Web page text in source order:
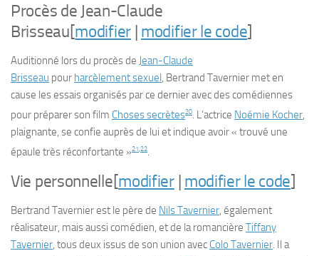
Procès de Jean-Claude
Brisseau[modifier| modifier le code]
Auditionné lors du procès de Jean-Claude
Brisseau pour harcèlement sexuel, Bertrand Tavernier met en
cause les essais organisés par ce dernier avec des comédiennes
pour préparer son film Choses secrètes20. L’actrice Noémie Kocher,
plaignante, se confie auprès de lui et indique avoir« trouvé une
épaule très réconfortante »21 22.
Vie personnelle[modifier| modifier le code]
Bertrand Tavernier est le père de Nils Tavernier, également
réalisateur, mais aussi comédien, et de la romancière Tiffany
Tavernier, tous deux issus de son union avec Colo Tavernier. Il a